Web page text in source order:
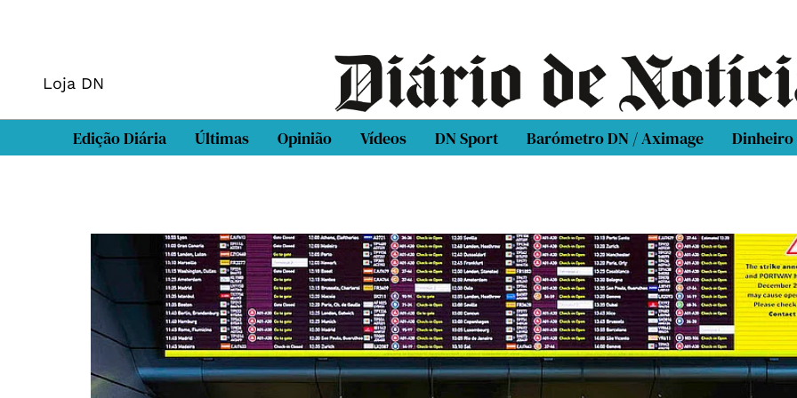
Loja DN
Edição Diária Últimas Opinião Vídeos DN Sport Barómetro DN / Aximage Dinheiro